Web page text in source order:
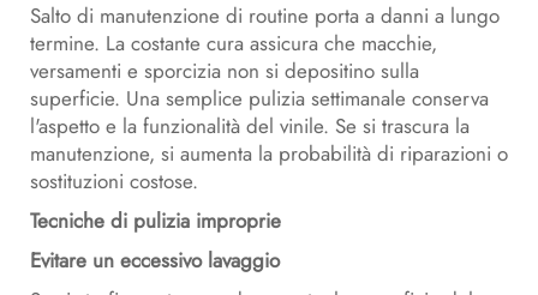
Salto di manutenzione di routine porta a danni a lungo
termine. La costante cura assicura che macchie,
versamenti e sporcizia non si depositino sulla
superficie. Una semplice pulizia settimanale conserva
l'aspetto e la funzionalità del vinile. Se si trascura la
manutenzione, si aumenta la probabilità di riparazioni o
sostituzioni costose.
Tecniche di pulizia improprie
Evitare un eccessivo lavaggio